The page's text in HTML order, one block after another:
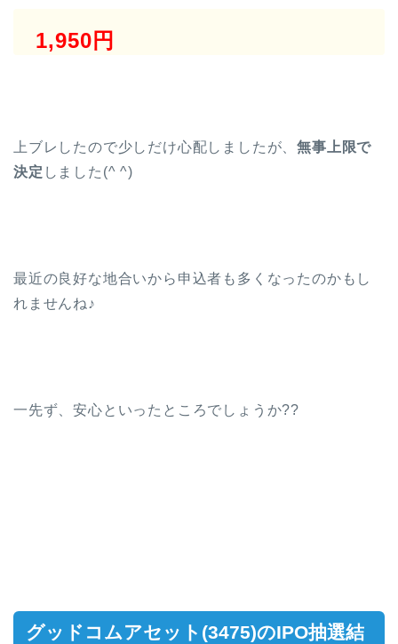
1,950円
上ブレしたので少しだけ心配しましたが、無事上限で
決定 しました(^ ^)
最近の良好な地合いから申込者も多くなったのかもし
れませんね♪
一先ず、安心といったところでしょうか??
グッドコムアセット(3475)のIPO抽選結